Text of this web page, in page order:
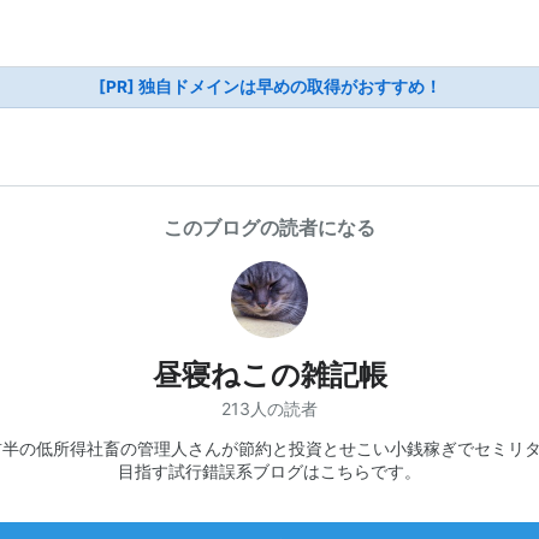
[PR] 独自ドメインは早めの取得がおすすめ！
このブログの読者になる
昼寝ねこの雑記帳
213人の読者
の低所得社畜の管理人さんが節約と投資とせこい小銭稼ぎでセミリ
目指す試行錯誤系ブログはこちらです。